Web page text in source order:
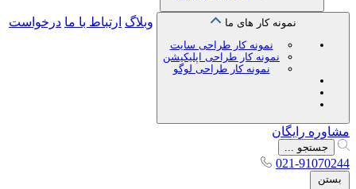
نمونه کار های ما
نمونه کار طراحی سایت
نمونه کار طراحی اپلیکیشن
نمونه کار طراحی لوگو
وبلاگ ارتباط با ما درخواست
مشاوره رایگان
جستجو ...
021-91070244
بستن